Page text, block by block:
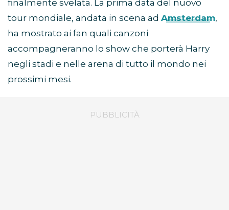
finalmente svelata. La prima data del nuovo
tour mondiale, andata in scena ad Amsterdam,
ha mostrato ai fan quali canzoni
accompagneranno lo show che porterà Harry
negli stadi e nelle arena di tutto il mondo nei
prossimi mesi.